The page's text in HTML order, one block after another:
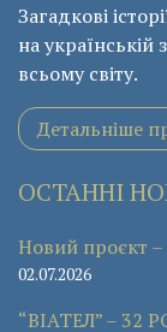
Загадкові
на українській
всьому світу.
Детальніше
ОСТАННІ
Новий проєкт –
02.07.2026
“ВІАТЕЛ” – 32